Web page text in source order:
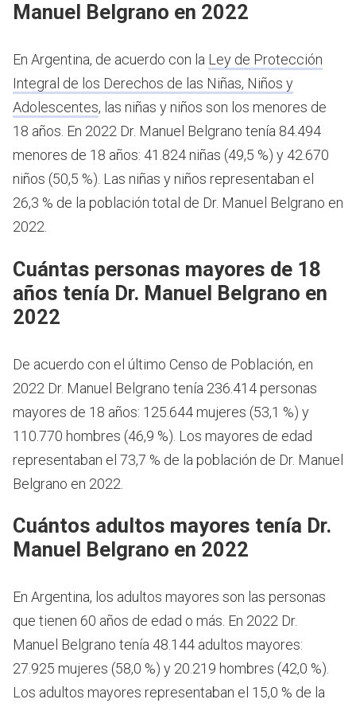
Manuel Belgrano en 2022
En Argentina, de acuerdo con la Ley de Protección
Integral de los Derechos de las Niñas, Niños y
Adolescentes, las niñas y niños son los menores de
18 años. En 2022 Dr. Manuel Belgrano tenía 84.494
menores de 18 años: 41.824 niñas (49,5 %) y 42.670
niños (50,5 %). Las niñas y niños representaban el
26,3 % de la población total de Dr. Manuel Belgrano en
2022.
Cuántas personas mayores de 18
años tenía Dr. Manuel Belgrano en
2022
De acuerdo con el último Censo de Población, en
2022 Dr. Manuel Belgrano tenía 236.414 personas
mayores de 18 años: 125.644 mujeres (53,1 %) y
110.770 hombres (46,9 %). Los mayores de edad
representaban el 73,7 % de la población de Dr. Manuel
Belgrano en 2022.
Cuántos adultos mayores tenía Dr.
Manuel Belgrano en 2022
En Argentina, los adultos mayores son las personas
que tienen 60 años de edad o más. En 2022 Dr.
Manuel Belgrano tenía 48.144 adultos mayores:
27.925 mujeres (58,0 %) y 20.219 hombres (42,0 %).
Los adultos mayores representaban el 15,0 % de la